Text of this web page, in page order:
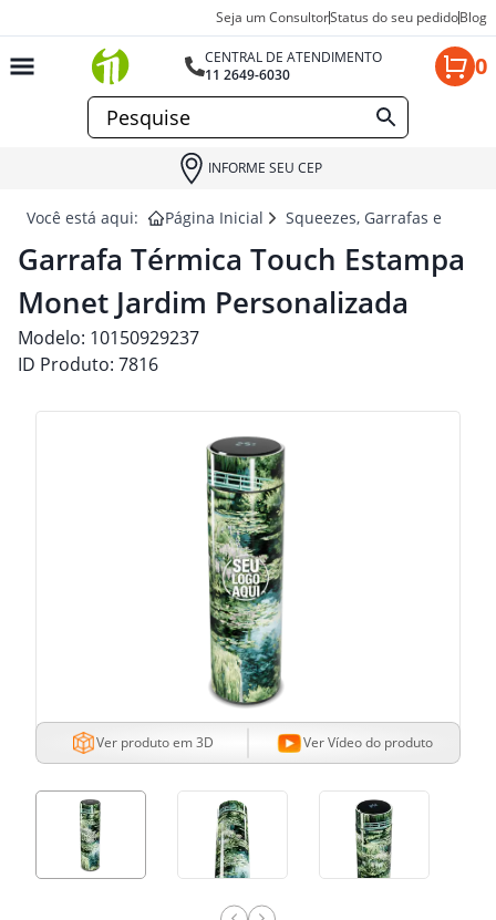
Seja um ConsultorStatus do seu pedidoBlog
CENTRAL DE ATENDIMENTO
11 2649-6030
0
INFORME SEU CEP
Você está aqui: Página Inicial Squeezes, Garrafas e
Garrafa Térmica Touch Estampa
Monet Jardim Personalizada
Modelo: 10150929237
ID Produto: 7816
Ver produto em 3D Ver Vídeo do produto